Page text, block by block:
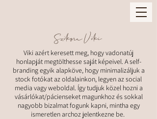
Szikora Viki
Viki azért keresett meg, hogy vadonatúj
honlapját megtölthesse saját képeivel. A self-
branding egyik alapköve, hogy minimalizáljuk a
stock fotókat az oldalainkon, legyen az social
media vagy weboldal. Így tudjuk közel hozni a
vásárlókat/pácienseket magunkhoz és sokkal
nagyobb bizalmat fogunk kapni, mintha egy
ismeretlen archoz jelentkezne be.